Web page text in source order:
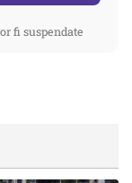
fi suspendate